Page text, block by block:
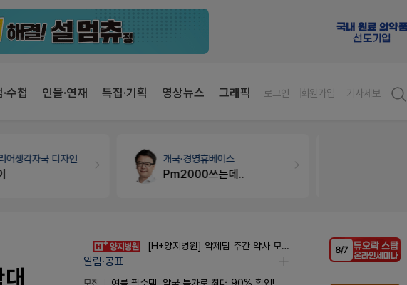
수첩 인물·연재 특집·기획 영상뉴스 그래픽 로그인 회원가입 기사제보
어생각자국 디자인 개국·경영휴베이스
Pm2000쓰는데..
[H+양지병원] 약제팀 주간 약사 모집 (정규직)
알림·공표